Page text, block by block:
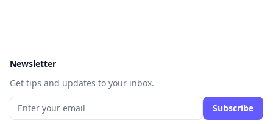
Newsletter
Get tips and updates to your inbox.
Subscribe